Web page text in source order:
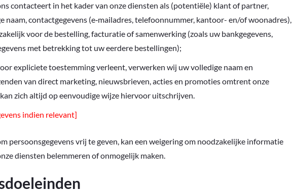
contacteert in het kader van onze diensten als (potentiële) klant of partner,
naam, contactgegevens (e‑mailadres, telefoonnummer, kantoor- en/of woonadres),
voor de bestelling, facturatie of samenwerking (zoals uw bankgegevens,
met betrekking tot uw eerdere bestellingen);
expliciete toestemming verleent, verwerken wij uw volledige naam en
van direct marketing, nieuwsbrieven, acties en promoties omtrent onze
zich altijd op eenvoudige wijze hiervoor uitschrijven.
indien relevant]
persoonsgegevens vrij te geven, kan een weigering om noodzakelijke informatie
diensten belemmeren of onmogelijk maken.